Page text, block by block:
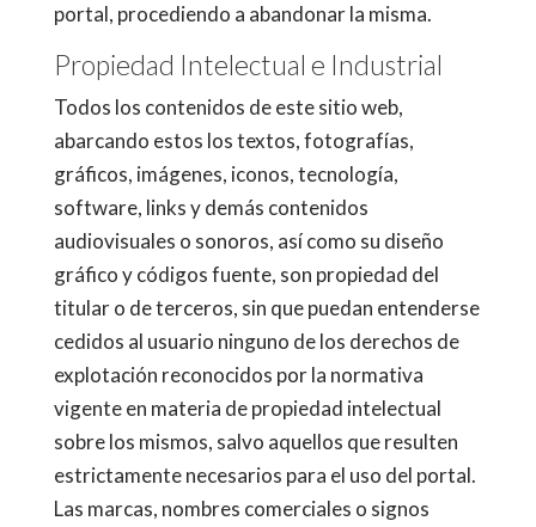
portal, procediendo a abandonar la misma.
Propiedad Intelectual e Industrial
Todos los contenidos de este sitio web,
abarcando estos los textos, fotografías,
gráficos, imágenes, iconos, tecnología,
software, links y demás contenidos
audiovisuales o sonoros, así como su diseño
gráfico y códigos fuente, son propiedad del
titular o de terceros, sin que puedan entenderse
cedidos al usuario ninguno de los derechos de
explotación reconocidos por la normativa
vigente en materia de propiedad intelectual
sobre los mismos, salvo aquellos que resulten
estrictamente necesarios para el uso del portal.
Las marcas, nombres comerciales o signos